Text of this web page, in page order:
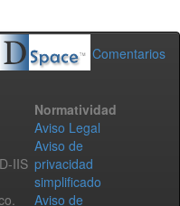
Comentarios
IIS
Normatividad
Aviso Legal
Aviso de
privacidad
simplificado
Aviso de